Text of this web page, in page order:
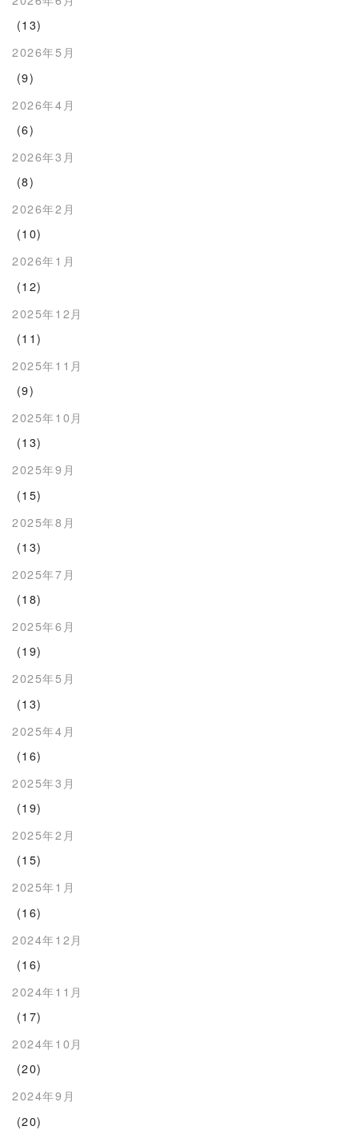
(13)
2026年5月
(9)
2026年4月
(6)
2026年3月
(8)
2026年2月
(10)
2026年1月
(12)
2025年12月
(11)
2025年11月
(9)
2025年10月
(13)
2025年9月
(15)
2025年8月
(13)
2025年7月
(18)
2025年6月
(19)
2025年5月
(13)
2025年4月
(16)
2025年3月
(19)
2025年2月
(15)
2025年1月
(16)
2024年12月
(16)
2024年11月
(17)
2024年10月
(20)
2024年9月
(20)